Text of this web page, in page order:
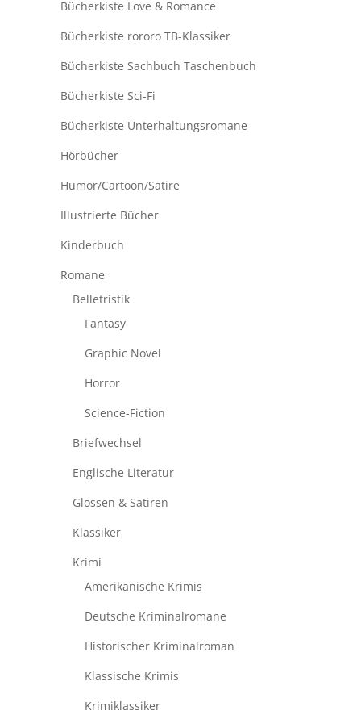
Bücherkiste Love & Romance
Bücherkiste rororo TB-Klassiker
Bücherkiste Sachbuch Taschenbuch
Bücherkiste Sci-Fi
Bücherkiste Unterhaltungsromane
Hörbücher
Humor/Cartoon/Satire
Illustrierte Bücher
Kinderbuch
Romane
Belletristik
Fantasy
Graphic Novel
Horror
Science-Fiction
Briefwechsel
Englische Literatur
Glossen & Satiren
Klassiker
Krimi
Amerikanische Krimis
Deutsche Kriminalromane
Historischer Kriminalroman
Klassische Krimis
Krimiklassiker